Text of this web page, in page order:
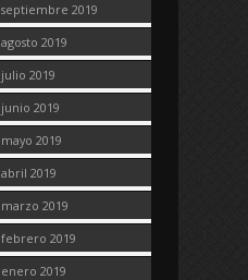
septiembre 2019
agosto 2019
julio 2019
junio 2019
mayo 2019
abril 2019
marzo 2019
febrero 2019
enero 2019